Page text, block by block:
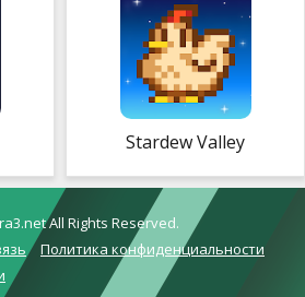
Stardew Valley
All Rights Reserved.
Политика конфиденциальности